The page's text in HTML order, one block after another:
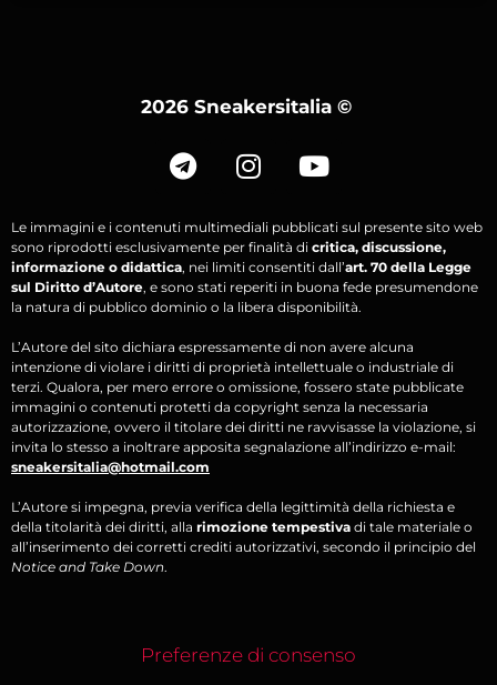
2026 Sneakersitalia ©
Le immagini e i contenuti multimediali pubblicati sul presente sito web
sono riprodotti esclusivamente per finalità di critica, discussione,
informazione o didattica, nei limiti consentiti dall’art. 70 della Legge
sul Diritto d’Autore, e sono stati reperiti in buona fede presumendone
la natura di pubblico dominio o la libera disponibilità.
L’Autore del sito dichiara espressamente di non avere alcuna
intenzione di violare i diritti di proprietà intellettuale o industriale di
terzi. Qualora, per mero errore o omissione, fossero state pubblicate
immagini o contenuti protetti da copyright senza la necessaria
autorizzazione, ovvero il titolare dei diritti ne ravvisasse la violazione, si
invita lo stesso a inoltrare apposita segnalazione all’indirizzo e-mail:
sneakersitalia@hotmail.com
L’Autore si impegna, previa verifica della legittimità della richiesta e
della titolarità dei diritti, alla rimozione tempestiva di tale materiale o
all’inserimento dei corretti crediti autorizzativi, secondo il principio del
Notice and Take Down.
Preferenze di consenso